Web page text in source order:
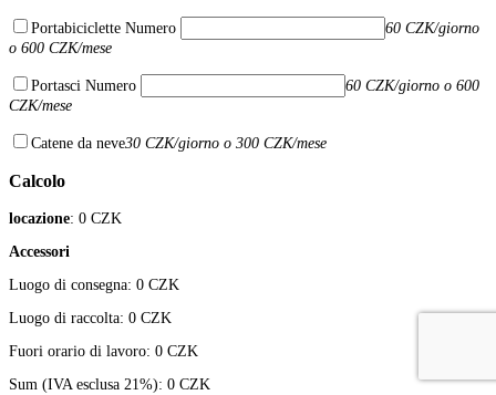
Portabiciclette Numero
60 CZK/giorno
o 600 CZK/mese
Portasci Numero
60 CZK/giorno o 600
CZK/mese
Catene da neve30 CZK/giorno o 300 CZK/mese
Calcolo
locazione: 0 CZK
Accessori
Luogo di consegna: 0 CZK
Luogo di raccolta: 0 CZK
Fuori orario di lavoro: 0 CZK
Sum (IVA esclusa 21%): 0 CZK